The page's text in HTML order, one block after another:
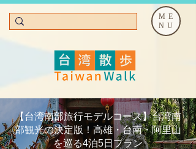
ME
NU
【台湾南部旅行モデルコース】台湾南
部観光の決定版！高雄・台南・阿里山
を巡る4泊5日プラン